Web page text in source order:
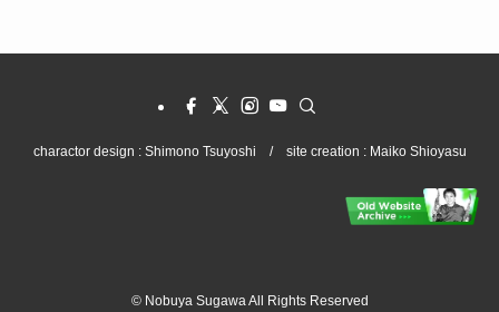
charactor design : Shimono Tsuyoshi / site creation : Maiko Shioyasu
©Nobuya Sugawa All Rights Reserved